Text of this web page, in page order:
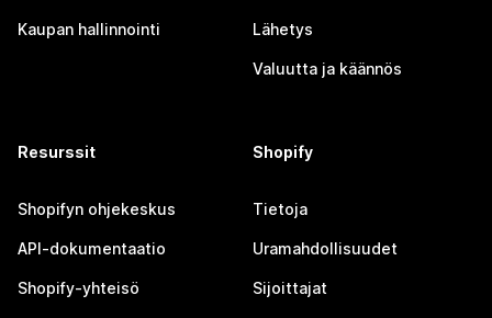
Kaupan hallinnointi Lähetys
Valuutta ja käännös
Resurssit
Shopifyn ohjekeskus
API-dokumentaatio
Shopify-yhteisö
Shopify
Tietoja
Uramahdollisuudet
Sijoittajat